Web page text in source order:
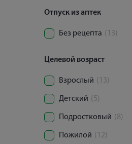
Отпуск из аптек
Без рецепта (13)
Целевой возраст
Взрослый (13)
Детский (5)
Подростковый (8)
Пожилой (12)